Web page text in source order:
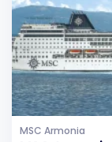
MSC Armonia